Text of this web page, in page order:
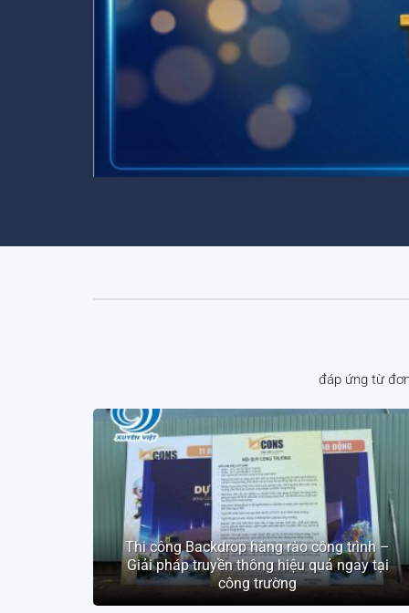
đáp ứng từ
Thi công Backdrop hàng rào công trình –
Giải pháp truyền thông hiệu quả ngay tại
công trường